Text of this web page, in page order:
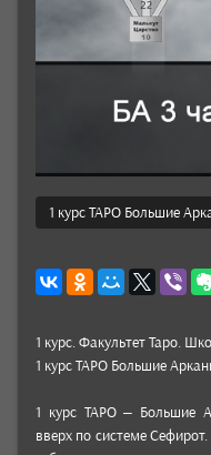
1 курс ТАРО Большие
1 курс. Факуль­тет Таро.
1 курс ТАРО Боль­шие
1 курс ТАРО – Боль­шие
вверх по сис­теме